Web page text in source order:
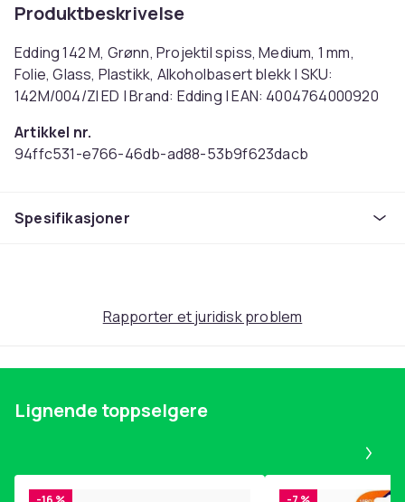
Produktbeskrivelse
Edding 142 M, Grønn, Projektil spiss, Medium, 1 mm,
Folie, Glass, Plastikk, Alkoholbasert blekk | SKU:
142M/004/ZI ED | Brand: Edding | EAN: 4004764000920
Artikkel nr.
94ffc531-e766-46db-ad88-53b9f623dacb
Spesifikasjoner
Rapporter et juridisk problem
Lignende toppselgere